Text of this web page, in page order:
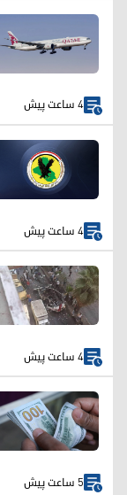
4 ساعت پیش
4 ساعت پیش
4 ساعت پیش
5 ساعت پیش